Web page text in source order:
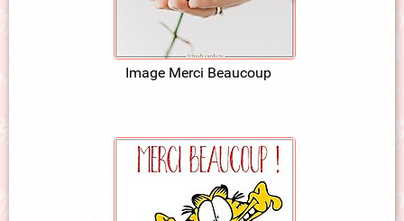
Image Merci Beaucoup